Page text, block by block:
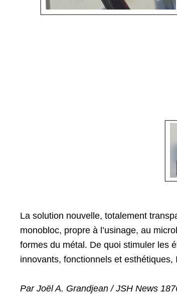
La solution nouvelle, totalement
monobloc, propre à l’usinage, au
formes du métal. De quoi stimuler les
innovants, fonctionnels et
Par Joël A. Grandjean / JSH News